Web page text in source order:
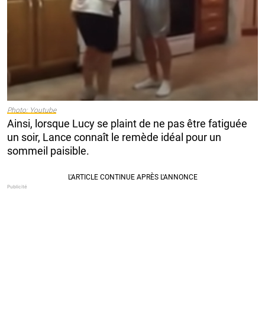
Photo: Youtube
Ainsi, lorsque Lucy se plaint de ne pas être fatiguée
un soir, Lance connaît le remède idéal pour un
sommeil paisible.